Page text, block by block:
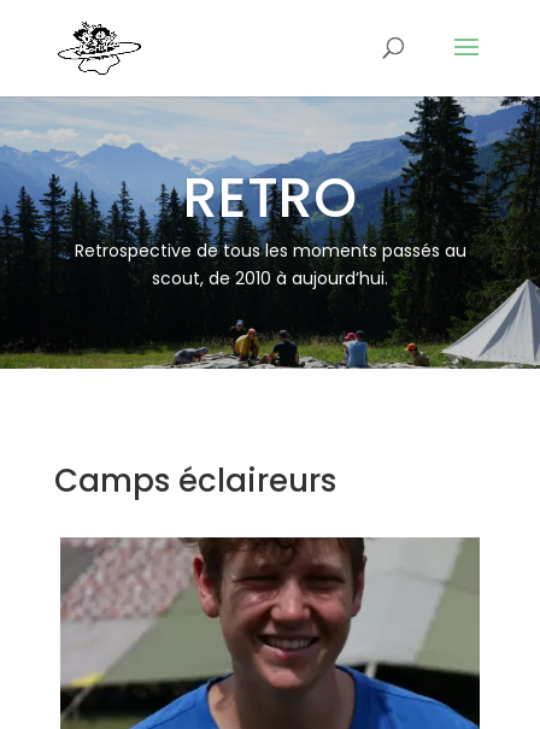
RETRO
Retrospective de tous les moments passés au
scout, de 2010 à aujourd’hui.
Camps éclaireurs